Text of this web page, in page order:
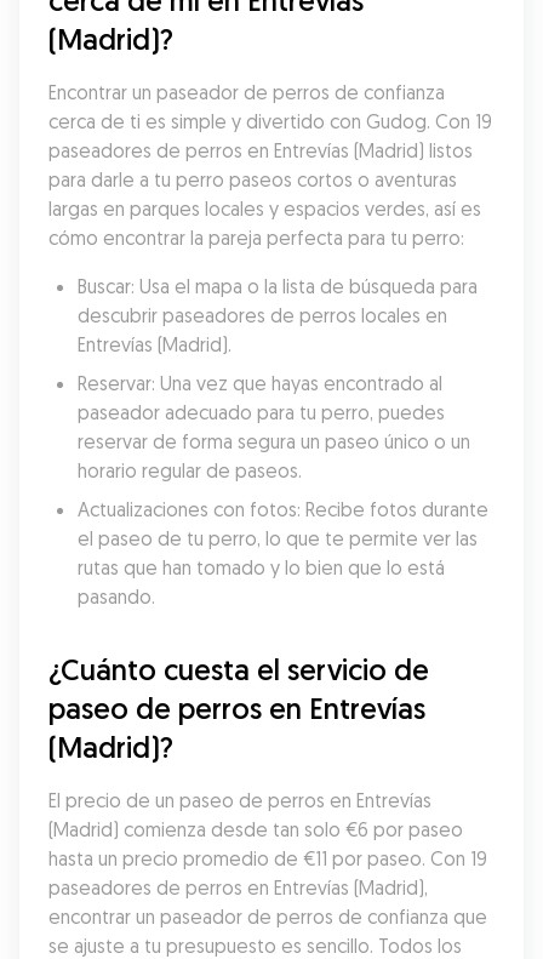
(Madrid)?
Encontrar un paseador de perros de confianza
cerca de ti es simple y divertido con Gudog. Con 19
paseadores de perros en Entrevías (Madrid) listos
para darle a tu perro paseos cortos o aventuras
largas en parques locales y espacios verdes, así es
cómo encontrar la pareja perfecta para tu perro:
Buscar: Usa el mapa o la lista de búsqueda para
descubrir paseadores de perros locales en
Entrevías (Madrid).
Reservar: Una vez que hayas encontrado al
paseador adecuado para tu perro, puedes
reservar de forma segura un paseo único o un
horario regular de paseos.
Actualizaciones con fotos: Recibe fotos durante
el paseo de tu perro, lo que te permite ver las
rutas que han tomado y lo bien que lo está
pasando.
¿Cuánto cuesta el servicio de
paseo de perros en Entrevías
(Madrid)?
El precio de un paseo de perros en Entrevías
(Madrid) comienza desde tan solo €6 por paseo
hasta un precio promedio de €11 por paseo. Con 19
paseadores de perros en Entrevías (Madrid),
encontrar un paseador de perros de confianza que
se ajuste a tu presupuesto es sencillo. Todos los